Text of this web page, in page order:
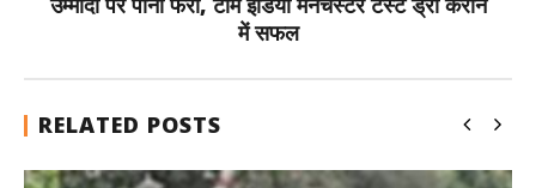
में सफल
RELATED POSTS